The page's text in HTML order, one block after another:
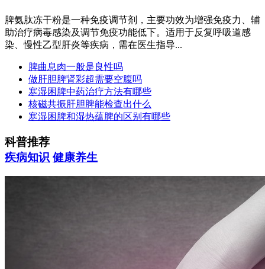
脾氨肽冻干粉是一种免疫调节剂，主要功效为增强免疫力、辅
助治疗病毒感染及调节免疫功能低下。适用于反复呼吸道感
染、慢性乙型肝炎等疾病，需在医生指导...
脾曲息肉一般是良性吗
做肝胆脾肾彩超需要空腹吗
寒湿困脾中药治疗方法有哪些
核磁共振肝胆脾能检查出什么
寒湿困脾和湿热蕴脾的区别有哪些
科普推荐
疾病知识 健康养生